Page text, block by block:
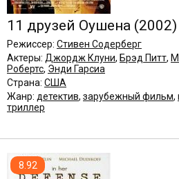
11 друзей Оушена (2002)
Режиссер: Стивен Содерберг
Актеры: Джордж Клуни, Брэд Питт,
Робертс, Энди Гарсиа
Страна: США
Жанр: детектив, зарубежный фильм,
триллер
8.92